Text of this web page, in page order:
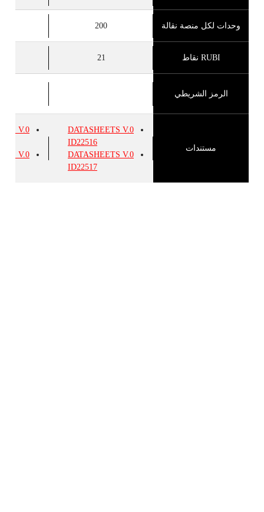
وحدات لكل منصة نقالة 200
RUBI نقاط 21
الرمز الشريطي
مستندات
DATASHEETS V.0
ID22516
DATASHEETS V.0
ID22517
V.0
V.0